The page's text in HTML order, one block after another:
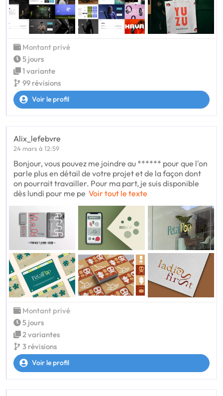
Montant privé
5 jours
1 variante
99 révisions
Voir le profil
Alix_lefebvre
24 mars à 12:59
Bonjour, vous pouvez me joindre au ****** pour que l'on
parle plus en détail de votre projet et de la façon dont
on pourrait travailler. Pour ma part, je suis disponible
dès lundi pour me pe Voir tout le texte
Montant privé
5 jours
2 variantes
3 révisions
Voir le profil